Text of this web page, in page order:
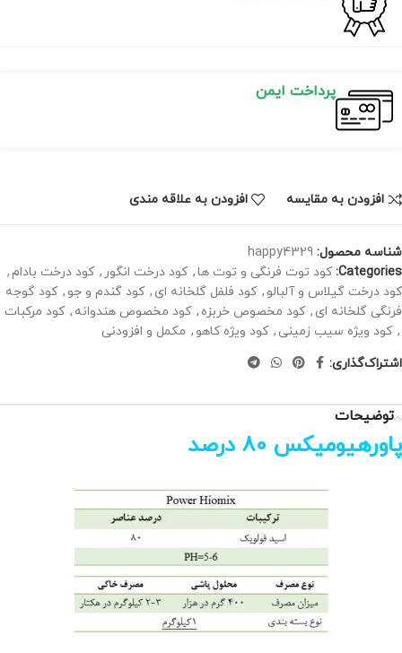
پرداخت ایمن
افزودن به مقایسه افزودن به علاقه مندی
شناسه محصول: happy4329
Categories: کود توت فرنگی و توت ها, کود درخت انگور , کود درخت بادام,
کود درخت گیلاس و آلبالو , کود فلفل گلخانه ای , کود گندم و جو , کود گوجه
فرنگی گلخانه ای , کود مخصوص خربزه , کود مخصوص هندوانه , کود مرکبات
, کود ویژه سیب زمینی , کود ویژه کاهو , مکمل و افزودنی
اشتراک‌گذاری:
توضیحات
پاورهیومیکس 80 درصد